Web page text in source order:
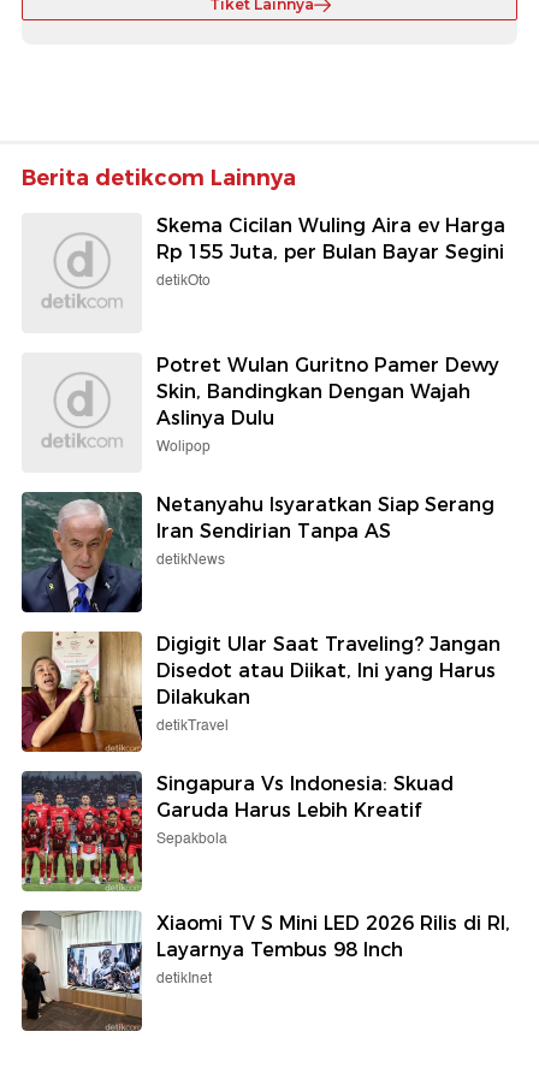
Tiket Lainnya
Berita detikcom Lainnya
Skema Cicilan Wuling Aira ev Harga
Rp 155 Juta, per Bulan Bayar Segini
detikOto
Potret Wulan Guritno Pamer Dewy
Skin, Bandingkan Dengan Wajah
Aslinya Dulu
Wolipop
Netanyahu Isyaratkan Siap Serang
Iran Sendirian Tanpa AS
detikNews
Digigit Ular Saat Traveling? Jangan
Disedot atau Diikat, Ini yang Harus
Dilakukan
detikTravel
Singapura Vs Indonesia: Skuad
Garuda Harus Lebih Kreatif
Sepakbola
Xiaomi TV S Mini LED 2026 Rilis di RI,
Layarnya Tembus 98 Inch
detikInet